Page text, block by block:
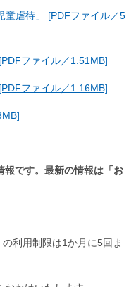
童虐待」 [PDFファイル／5
ファイル／1.51MB]
ファイル／1.16MB]
報です。最新の情報は「お
利用制限は1か月に5回ま